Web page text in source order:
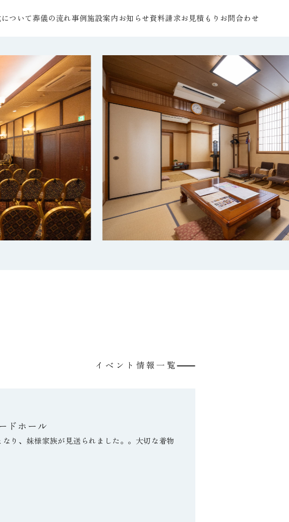
ついて葬儀の流れ事例施設案内 お知らせ資料請求お見積もり お問合わせ
イベント情報一覧
ドホール
り、妹様家族が見送られました。。大切な着物